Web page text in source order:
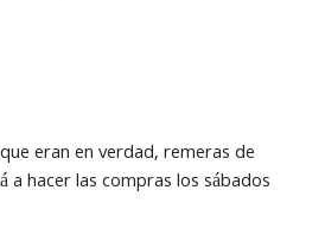
eran en verdad, remeras de
a hacer las compras los sábados